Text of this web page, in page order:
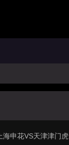
花VS天津津门虎全场比